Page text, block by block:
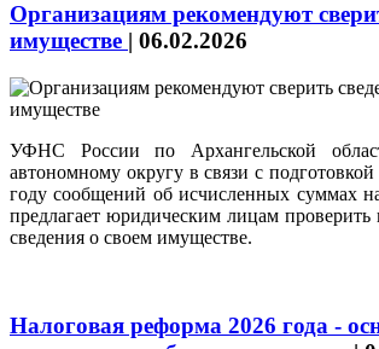
Организациям рекомендуют
имуществе | 06.02.2026
УФНС России по Архангельской
автономному округу в связи с
году сообщений об исчисленных суммах
предлагает юридическим лицам проверить
сведения о своем имуществе.
Налоговая реформа 2026 года -